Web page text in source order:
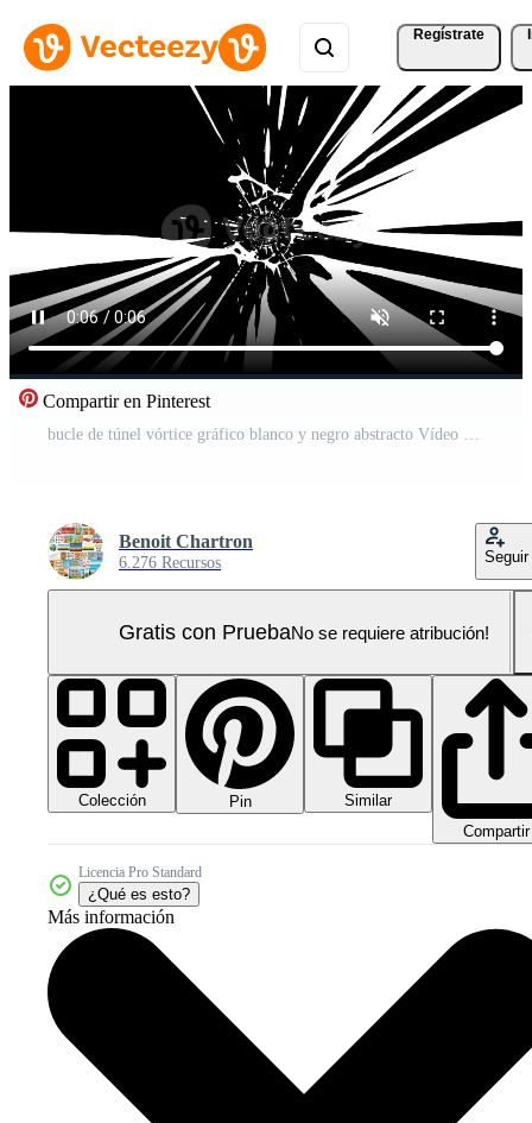
Regístrate
Compartir en Pinterest
bucle de túnel vórtice gráfico blanco y negro abstracto Vídeo Pro
Benoit Chartron
6.276 Recursos Seguir
Gratis con PruebaNo se requiere atribución!
Colección Pin
Similar
Compartir
Licencia Pro Standard
¿Qué es esto?
Más información